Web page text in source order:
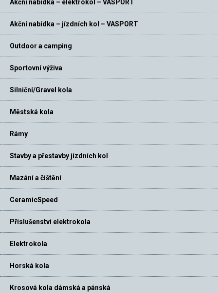
Akční nabídka – elektrokol – VASPORT
Akční nabídka – jízdních kol – VASPORT
Outdoor a camping
Sportovní výživa
Silniční/Gravel kola
Městská kola
Rámy
Stavby a přestavby jízdních kol
Mazání a čištění
CeramicSpeed
Příslušenství elektrokola
Elektrokola
Horská kola
Krosová kola dámská a pánská